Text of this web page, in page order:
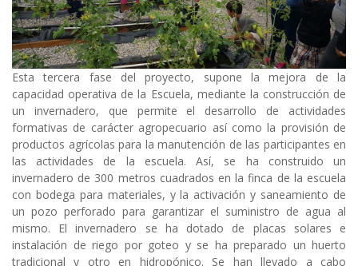
Esta tercera fase del proyecto, supone la mejora de la
capacidad operativa de la Escuela, mediante la construcción de
un invernadero, que permite el desarrollo de actividades
formativas de carácter agropecuario así como la provisión de
productos agrícolas para la manutención de las participantes en
las actividades de la escuela. Así, se ha construido un
invernadero de 300 metros cuadrados en la finca de la escuela
con bodega para materiales, y la activación y saneamiento de
un pozo perforado para garantizar el suministro de agua al
mismo. El invernadero se ha dotado de placas solares e
instalación de riego por goteo y se ha preparado un huerto
tradicional y otro en hidropónico. Se han llevado a cabo